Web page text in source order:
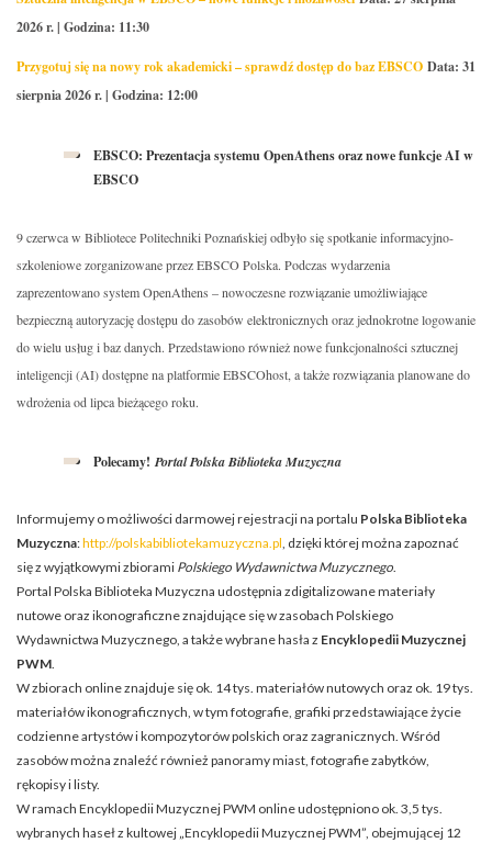
2026 r. | Godzina: 11:30
Przygotuj się na nowy rok akademicki – sprawdź dostęp do baz EBSCO Data: 31
sierpnia 2026 r. | Godzina: 12:00
EBSCO: Prezentacja systemu OpenAthens oraz nowe funkcje AI w
EBSCO
9 czerwca w Bibliotece Politechniki Poznańskiej odbyło się spotkanie informacyjno-
szkoleniowe zorganizowane przez EBSCO Polska. Podczas wydarzenia
zaprezentowano system OpenAthens – nowoczesne rozwiązanie umożliwiające
bezpieczną autoryzację dostępu do zasobów elektronicznych oraz jednokrotne logowanie
do wielu usług i baz danych. Przedstawiono również nowe funkcjonalności sztucznej
inteligencji (AI) dostępne na platformie EBSCOhost, a także rozwiązania planowane do
wdrożenia od lipca bieżącego roku.
Polecamy! Portal Polska Biblioteka Muzyczna
Informujemy o możliwości darmowej rejestracji na portalu Polska Biblioteka
Muzyczna:http://polskabibliotekamuzyczna.pl, dzięki której można zapoznać
się z wyjątkowymi zbiorami Polskiego Wydawnictwa Muzycznego.
Portal Polska Biblioteka Muzyczna udostępnia zdigitalizowane materiały
nutowe oraz ikonograficzne znajdujące się w zasobach Polskiego
Wydawnictwa Muzycznego, a także wybrane hasła z Encyklopedii Muzycznej
PWM.
W zbiorach online znajduje się ok. 14 tys. materiałów nutowych oraz ok. 19 tys.
materiałów ikonograficznych, w tym fotografie, grafiki przedstawiające życie
codzienne artystów i kompozytorów polskich oraz zagranicznych. Wśród
zasobów można znaleźć również panoramy miast, fotografie zabytków,
rękopisy i listy.
W ramach Encyklopedii Muzycznej PWM online udostępniono ok. 3,5 tys.
wybranych haseł z kultowej „Encyklopedii Muzycznej PWM”, obejmującej 12